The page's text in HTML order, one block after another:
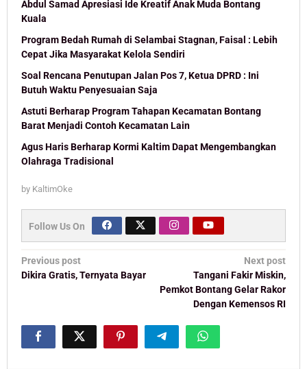
Abdul Samad Apresiasi Ide Kreatif Anak Muda Bontang
Kuala
Program Bedah Rumah di Selambai Stagnan, Faisal : Lebih
Cepat Jika Masyarakat Kelola Sendiri
Soal Rencana Penutupan Jalan Pos 7, Ketua DPRD : Ini
Butuh Waktu Penyesuaian Saja
Astuti Berharap Program Tahapan Kecamatan Bontang
Barat Menjadi Contoh Kecamatan Lain
Agus Haris Berharap Kormi Kaltim Dapat Mengembangkan
Olahraga Tradisional
by KaltimOke
Follow Us On
Post
navigation
Previous post
Dikira Gratis, Ternyata Bayar
Next post
Tangani Fakir Miskin,
Pemkot Bontang Gelar Rakor
Dengan Kemensos RI